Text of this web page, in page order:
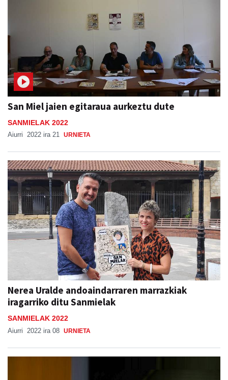
San Miel jaien egitaraua aurkeztu dute
SANMIELAK 2022
Aiurri 2022 ira 21 URNIETA
Nerea Uralde andoaindarraren marrazkiak
iragarriko ditu Sanmielak
SANMIELAK 2022
Aiurri 2022 ira 08 URNIETA